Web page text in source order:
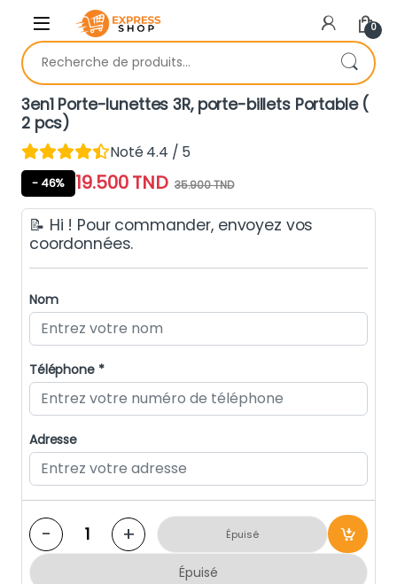
Skip to navigation
Skip to content
0
Recherche pour :
3en1 Porte-lunettes 3R, porte-billets Portable (
2 pcs)
Noté 4.4 / 5
- 46% 19.500TND 35.900TND
📝 Hi ! Pour commander, envoyez vos
coordonnées.
Nom
Téléphone *
Adresse
- + Épuisé
Épuisé